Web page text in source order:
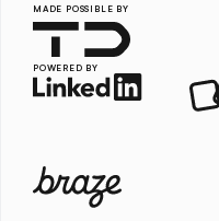
MADE POSSIBLE BY
POWERED BY